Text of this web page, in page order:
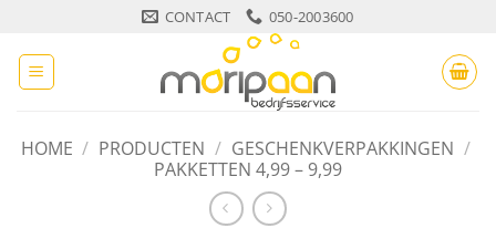
inhoud
CONTACT 050-2003600
HOME / PRODUCTEN / GESCHENKVERPAKKINGEN /
PAKKETTEN 4,99 – 9,99